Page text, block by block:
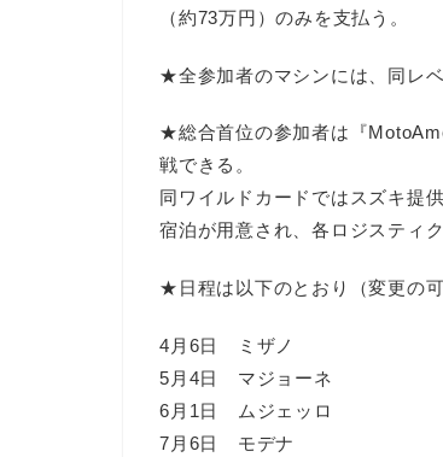
（約73万円）のみを支払う。
★全参加者のマシンには、同レ
★総合首位の参加者は『
戦できる。
同ワイルドカードではスズキ提
宿泊が用意され、各ロジスティ
★日程は以下のとおり（変更の可
4月6日 ミザノ
5月4日 マジョーネ
6月1日 ムジェッロ
7月6日 モデナ